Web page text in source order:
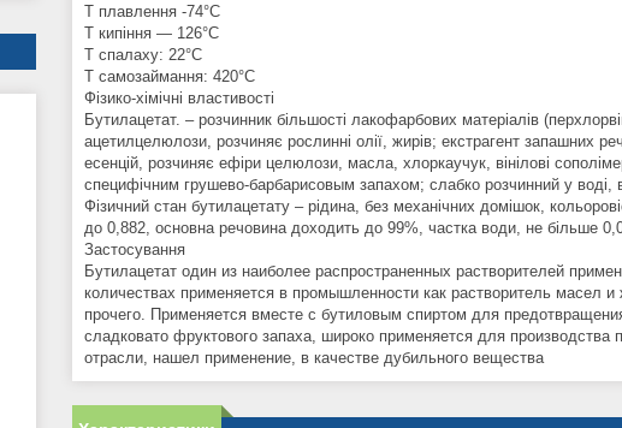
Т плавлення -74°C
Т кипіння ― 126°C
Т спалаху: 22°C
Т самозаймання: 420°C
Фізико-хімічні властивості
Бутилацетат. – розчинник більшості лакофарбових матеріалів
ацетилцелюлози, розчиняє рослинні олії, жирів; екстрагент запашних
есенцій, розчиняє ефіри целюлози, масла, хлоркаучук, вінілові
специфічним грушево-барбарисовым запахом; слабко розчинний у воді,
Фізичний стан бутилацетату – рідина, без механічних домішок,
до 0,882, основна речовина доходить до 99%, частка води, не більше
Застосування
Бутилацетат один из наиболее распространенных растворителей
количествах применяется в промышленности как растворитель
прочего. Применяется вместе с бутиловым спиртом для
сладковато фруктового запаха, широко применяется для
отрасли, нашел применение, в качестве дубильного вещества